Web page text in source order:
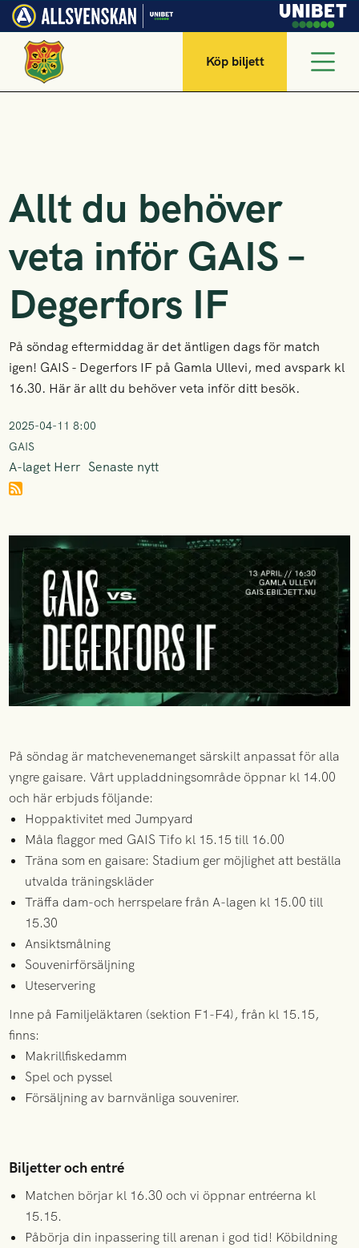
Köp biljett
Allt du behöver
veta inför GAIS –
Degerfors IF
På söndag eftermiddag är det äntligen dags för match
igen! GAIS - Degerfors IF på Gamla Ullevi, med avspark kl
16.30. Här är allt du behöver veta inför ditt besök.
2025-04-11 8:00
GAIS
A-laget Herr Senaste nytt
På söndag är matchevenemanget särskilt anpassat för alla
yngre gaisare. Vårt uppladdningsområde öppnar kl 14.00
och här erbjuds följande:
Hoppaktivitet med Jumpyard
Måla flaggor med GAIS Tifo kl 15.15 till 16.00
Träna som en gaisare: Stadium ger möjlighet att beställa
utvalda träningskläder
Träffa dam-och herrspelare från A-lagen kl 15.00 till
15.30
Ansiktsmålning
Souvenirförsäljning
Uteservering
Inne på Familjeläktaren (sektion F1-F4), från kl 15.15,
finns:
Makrillfiskedamm
Spel och pyssel
Försäljning av barnvänliga souvenirer.
Biljetter och entré
Matchen börjar kl 16.30 och vi öppnar entréerna kl
15.15.
Påbörja din inpassering till arenan i god tid! Köbildning